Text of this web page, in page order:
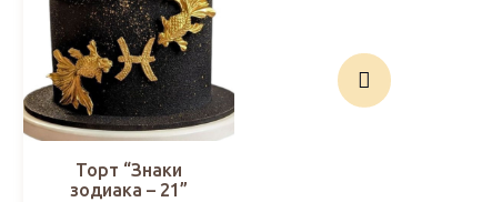
Торт “Знаки
зодиака – 21”